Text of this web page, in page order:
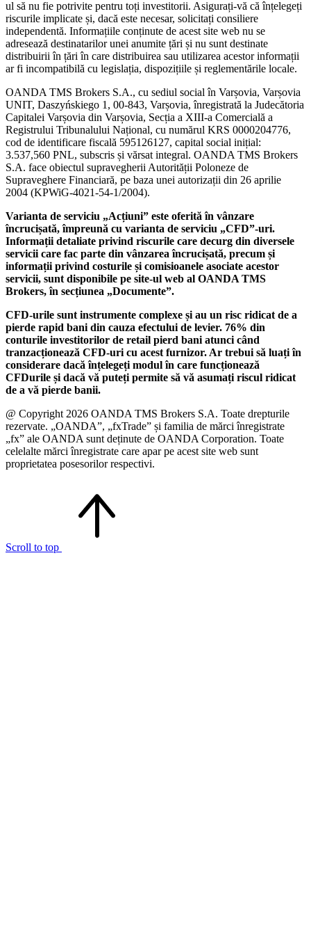
ul să nu fie potrivite pentru toți investitorii. Asigurați-vă că înțelegeți
riscurile implicate și, dacă este necesar, solicitați consiliere
independentă. Informațiile conținute de acest site web nu se
adresează destinatarilor unei anumite țări și nu sunt destinate
distribuirii în țări în care distribuirea sau utilizarea acestor informații
ar fi incompatibilă cu legislația, dispozițiile și reglementările locale.
OANDA TMS Brokers S.A., cu sediul social în Varșovia, Varșovia
UNIT, Daszyńskiego 1, 00-843, Varșovia, înregistrată la Judecătoria
Capitalei Varșovia din Varșovia, Secția a XIII-a Comercială a
Registrului Tribunalului Național, cu numărul KRS 0000204776,
cod de identificare fiscală 595126127, capital social inițial:
3.537,560 PNL, subscris și vărsat integral. OANDA TMS Brokers
S.A. face obiectul supravegherii Autorității Poloneze de
Supraveghere Financiară, pe baza unei autorizații din 26 aprilie
2004 (KPWiG-4021-54-1/2004).
Varianta de serviciu „Acțiuni” este oferită în vânzare
încrucișată, împreună cu varianta de serviciu „CFD”-uri.
Informații detaliate privind riscurile care decurg din diversele
servicii care fac parte din vânzarea încrucișată, precum și
informații privind costurile și comisioanele asociate acestor
servicii, sunt disponibile pe site-ul web al OANDA TMS
Brokers, în secțiunea „Documente”.
CFD-urile sunt instrumente complexe și au un risc ridicat de a
pierde rapid bani din cauza efectului de levier. 76% din
conturile investitorilor de retail pierd bani atunci când
tranzacționează CFD-uri cu acest furnizor. Ar trebui să luați în
considerare dacă înțelegeți modul în care funcționează
CFDurile și dacă vă puteți permite să vă asumați riscul ridicat
de a vă pierde banii.
@ Copyright 2026 OANDA TMS Brokers S.A. Toate drepturile
rezervate. „OANDA”, „fxTrade” și familia de mărci înregistrate
„fx” ale OANDA sunt deținute de OANDA Corporation. Toate
celelalte mărci înregistrate care apar pe acest site web sunt
proprietatea posesorilor respectivi.
Scroll to top